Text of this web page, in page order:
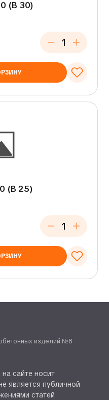
(В 30)
(В 25)
изделий №8
сайте носит
является публичной
статей